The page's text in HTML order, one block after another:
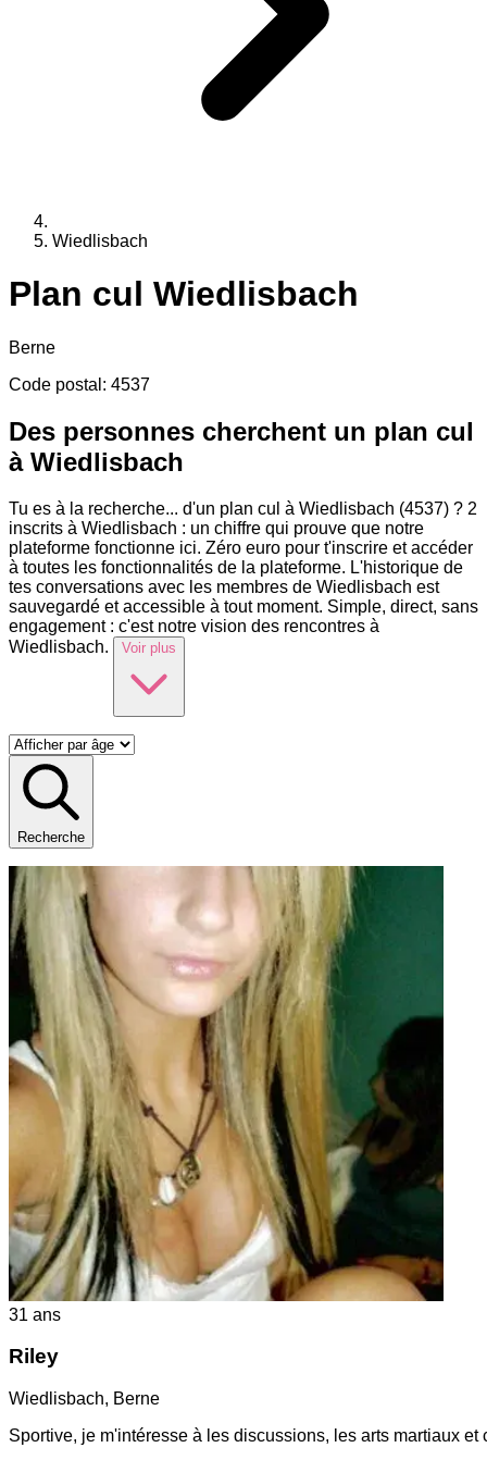
Wiedlisbach
Plan cul Wiedlisbach
Berne
Code postal : 4537
Des personnes cherchent un plan cul
à Wiedlisbach
Tu es à la recherche... d'un plan cul à Wiedlisbach (4537) ? 2
inscrits à Wiedlisbach : un chiffre qui prouve que notre
plateforme fonctionne ici. Zéro euro pour t'inscrire et accéder
à toutes les fonctionnalités de la plateforme. L'historique de
tes conversations avec les membres de Wiedlisbach est
sauvegardé et accessible à tout moment. Simple, direct, sans
engagement : c'est notre vision des rencontres à
Wiedlisbach.
Voir plus
Recherche
31 ans
Riley
Wiedlisbach, Berne
Sportive, je m'intéresse à les discussions, les arts martiaux